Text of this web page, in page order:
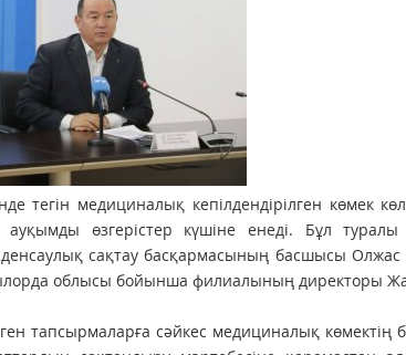
тегін медициналық кепілдендірілген көмек
өзгерістер күшіне енеді. Бұл туралы
сақтау басқармасының басшысы Олжас
облысы бойынша филиалының директоры
тапсырмаларға сәйкес медициналық көмектің